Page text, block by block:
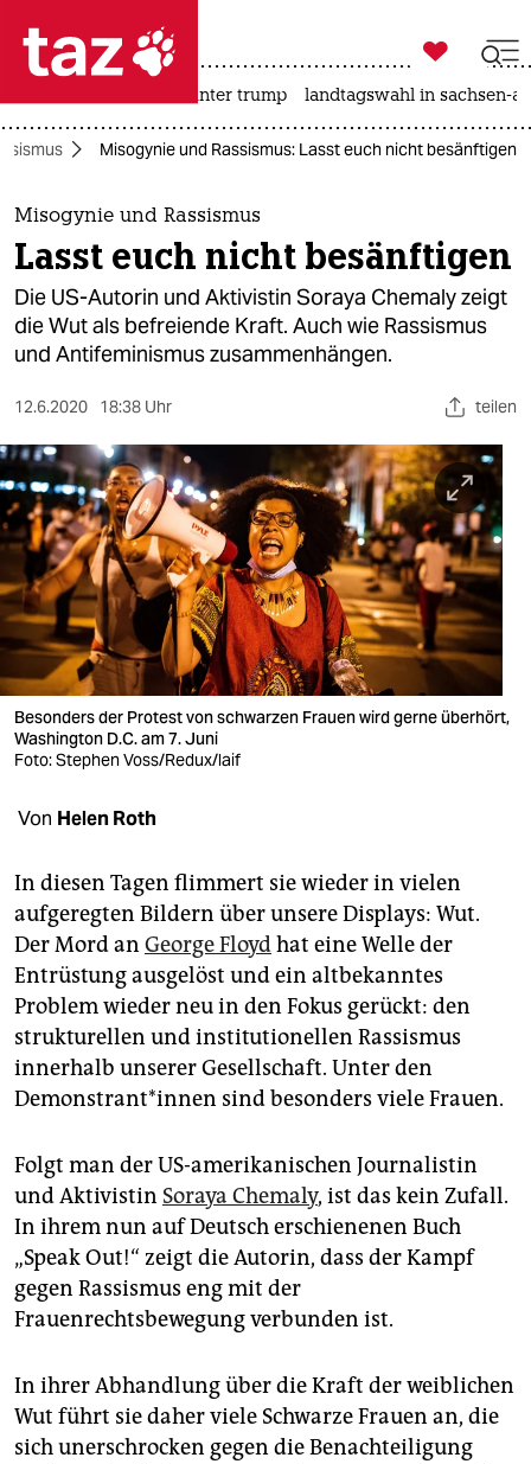
 taz zahl ich
taz zahl ich
themen
politik
öko
sport
berlin
nord
wahrheit
verlag
verlag
shop
fragen & hilfe
unterstützen
abo
genossenschaft
epaper login

taz zahl ich
usa unter trump landtagswahl in sachsen-
Misogynie und Rassismus: Lasst euch nicht besänftigen
Misogynie und Rassismus
Lasst euch nicht besänftigen
Die US-Autorin und Aktivistin Soraya Chemaly zeigt
die Wut als befreiende Kraft. Auch wie Rassismus
und Antifeminismus zusammenhängen.
12.6.2020 18:38 Uhr teilen
Besonders der Protest von schwarzen Frauen wird gerne überhört,
Washington D.C. am 7. Juni
Foto: Stephen Voss/Redux/laif
Von Helen Roth
In diesen Tagen flimmert sie wieder in vielen
aufgeregten Bildern über unsere Displays: Wut.
Der Mord an George Floydhat eine Welle der
Entrüstung ausgelöst und ein altbekanntes
Problem wieder neu in den Fokus gerückt: den
strukturellen und institutionellen Rassismus
innerhalb unserer Gesellschaft. Unter den
Demonstrant*innen sind besonders viele Frauen.
Folgt man der US-amerikanischen Journalistin
und Aktivistin Soraya Chemaly, ist das kein Zufall.
In ihrem nun auf Deutsch erschienenen Buch
„Speak Out!“ zeigt die Autorin, dass der Kampf
gegen Rassismus eng mit der
Frauenrechtsbewegung verbunden ist.
In ihrer Abhandlung über die Kraft der weiblichen
Wut führt sie daher viele Schwarze Frauen an, die
sich unerschrocken gegen die Benachteiligung